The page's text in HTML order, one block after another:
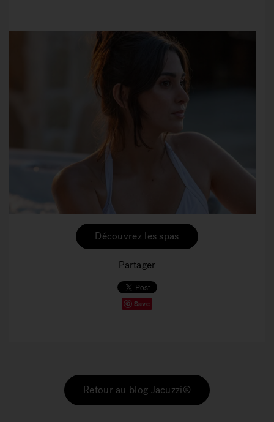
Découvrez les spas
Partager
Save
Retour au blog Jacuzzi®